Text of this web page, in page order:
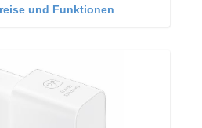
und Funktionen